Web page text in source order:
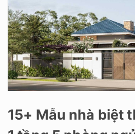
15+ Mẫu nhà biệt